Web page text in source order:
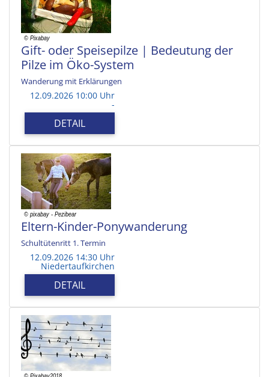
Gift- oder Speisepilze | Bedeutung der
Pilze im Öko-System
Wanderung mit Erklärungen
12.09.2026 10:00 Uhr
-
DETAIL
Eltern-Kinder-Ponywanderung
Schultütenritt 1. Termin
12.09.2026 14:30 Uhr
Niedertaufkirchen
DETAIL